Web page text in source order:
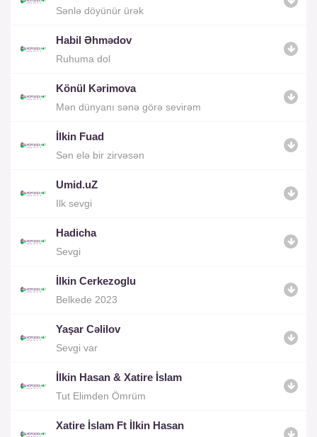
Sənlə döyünür ürək
Habil Əhmədov
Ruhuma dol
Könül Kərimova
Mən dünyanı sənə görə sevirəm
İlkin Fuad
Sən elə bir zirvəsən
Umid.uZ
Ilk sevgi
Hadicha
Sevgi
İlkin Cerkezoglu
Belkede 2023
Yaşar Cəlilov
Sevgi var
İlkin Hasan & Xatire İslam
Tut Elimden Ömrüm
Xatire İslam Ft İlkin Hasan